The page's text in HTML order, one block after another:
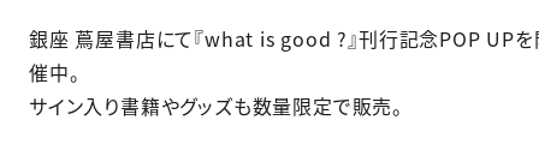
銀座 蔦屋書店にて『what is good ?』刊行記念POP UP
催中。
サイン入り書籍やグッズも数量限定で販売。